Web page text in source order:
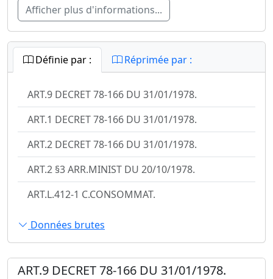
Afficher plus d'informations...
Définie par : Réprimée par :
ART.9 DECRET 78-166 DU 31/01/1978.
ART.1 DECRET 78-166 DU 31/01/1978.
ART.2 DECRET 78-166 DU 31/01/1978.
ART.2 §3 ARR.MINIST DU 20/10/1978.
ART.L.412-1 C.CONSOMMAT.
Données brutes
ART.9 DECRET 78-166 DU 31/01/1978.